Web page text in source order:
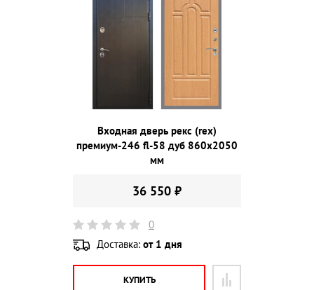
Входная дверь рекс (rex)
премиум-246 fl-58 дуб 860х2050
мм
36 550 ₽
0
Доставка: от 1 дня
КУПИТЬ